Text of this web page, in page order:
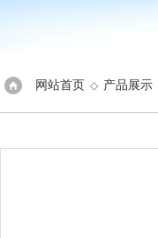
网站首页 ◇ 产品展示